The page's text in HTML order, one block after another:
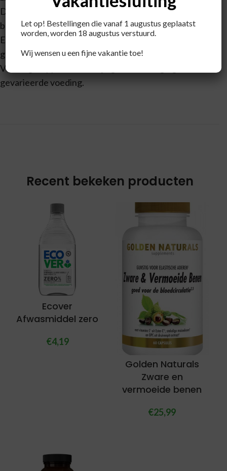
Droog, koel en buiten bereik van kleine kinderen
bewaren.
Een gevarieerde, evenwichtige voeding en een
gezonde levensstijl zijn van belang.
Voedingssupplementen zijn geen vervanging voor een
gevarieerde voeding.
Recent bekeken producten
Ecover
Afwasmiddel zero
€4,19
Golden Naturals
Zware en
vermoeide benen
€25,99
Let op! Bestellingen die vanaf 1 augustus geplaatst
worden, worden 18 augustus verstuurd.
Wij wensen u een fijne vakantie toe!